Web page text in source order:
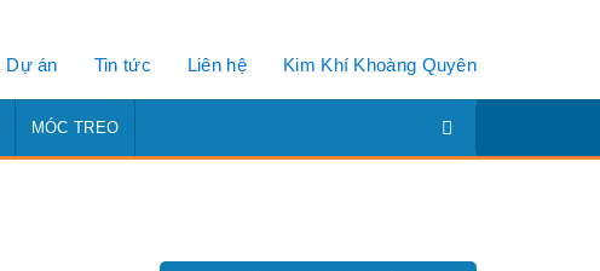
Dự án Tin tức Liên hệ Kim Khí Khoàng Quyên
MÓC TREO